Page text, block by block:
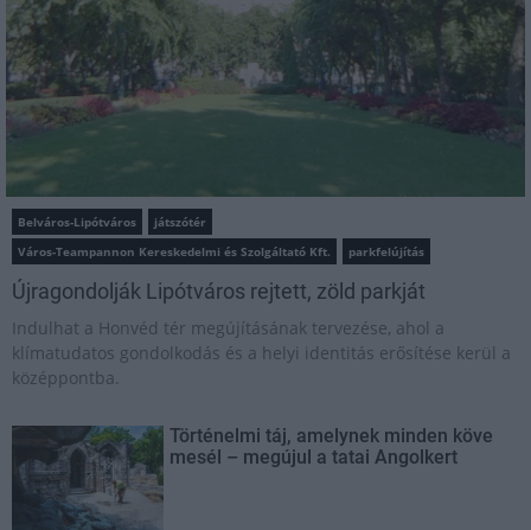
Belváros-Lipótváros
játszótér
Város-Teampannon Kereskedelmi és Szolgáltató Kft.
parkfelújítás
Újragondolják Lipótváros rejtett, zöld parkját
Indulhat a Honvéd tér megújításának tervezése, ahol a
klímatudatos gondolkodás és a helyi identitás erősítése kerül a
középpontba.
Történelmi táj, amelynek minden köve
mesél – megújul a tatai Angolkert